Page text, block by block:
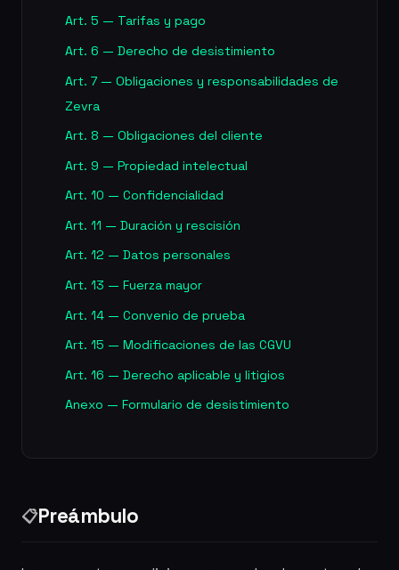
Art. 5 — Tarifas y pago
Art. 6 — Derecho de desistimiento
Art. 7 — Obligaciones y responsabilidades de
Zevra
Art. 8 — Obligaciones del cliente
Art. 9 — Propiedad intelectual
Art. 10 — Confidencialidad
Art. 11 — Duración y rescisión
Art. 12 — Datos personales
Art. 13 — Fuerza mayor
Art. 14 — Convenio de prueba
Art. 15 — Modificaciones de las CGVU
Art. 16 — Derecho aplicable y litigios
Anexo — Formulario de desistimiento
📋Preámbulo